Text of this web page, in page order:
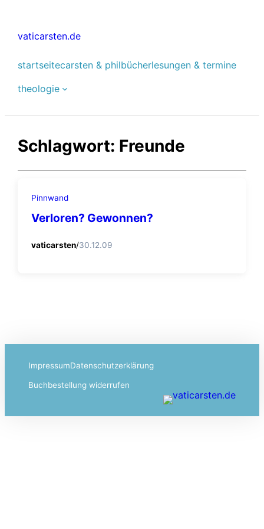
springen
vaticarsten.de
startseitecarsten & philbücherlesungen & termine
theologie
Schlagwort: Freunde
Pinnwand
Verloren? Gewonnen?
vaticarsten/30.12.09
ImpressumDatenschutzerklärung
Buchbestellung widerrufen